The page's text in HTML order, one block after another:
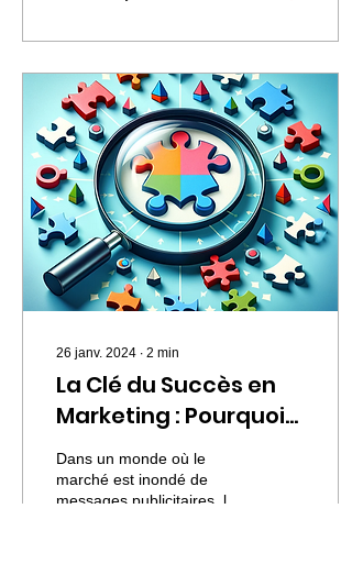
26 janv. 2024 ∙ 2 min
La Clé du Succès en
Marketing : Pourquoi
la Spécialisation est
Essentielle
Dans un monde où le
marché est inondé de
messages publicitaires, la